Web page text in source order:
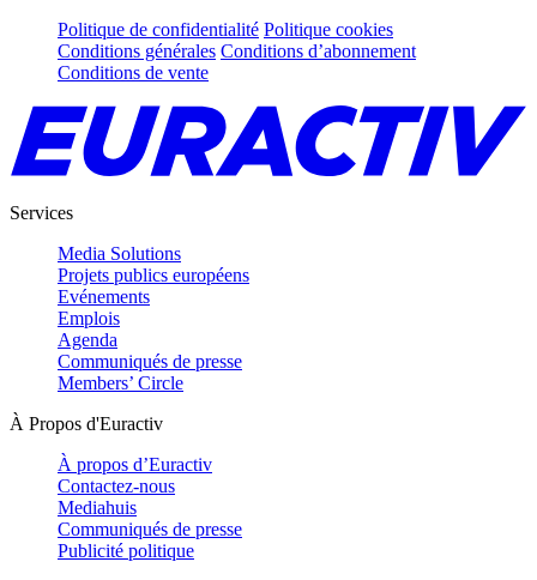
Politique de confidentialité Politique cookies
Conditions générales Conditions d’abonnement
Conditions de vente
Services
Media Solutions
Projets publics européens
Evénements
Emplois
Agenda
Communiqués de presse
Members’ Circle
À Propos d'Euractiv
À propos d’Euractiv
Contactez-nous
Mediahuis
Communiqués de presse
Publicité politique